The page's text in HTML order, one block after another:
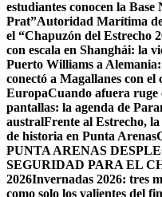
estudiantes conocen la
Prat”Autoridad Marítima
el “Chapuzón del Estrecho
con escala en Shanghái: la
Puerto Williams a
conectó a Magallanes con el
EuropaCuando afuera ruge
pantallas: la agenda de
australFrente al Estrecho,
de historia en Punta Arenas
PUNTA ARENAS
SEGURIDAD PARA EL
2026Invernadas 2026: tres
como solo los valientes del